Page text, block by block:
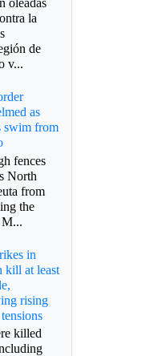
oleadas
la
de
v...
as
swim from
fences
North
from
the
in
kill at least
rising
killed